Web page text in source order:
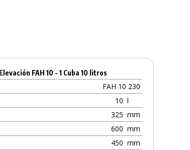
FAH 10 - 1 Cuba 10 litros
FAH 10 230
10 l
325 mm
600 mm
450 mm